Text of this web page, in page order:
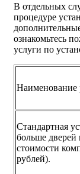
В отдельных
процедуре
ознакомьтесь
услуги по
Наименование
Стандартная
больше дверей
стоимости
рублей).